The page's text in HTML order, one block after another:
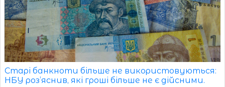
Старі банкноти більше не використовуються:
НБУ роз’яснив, які гроші більше не є дійсними.